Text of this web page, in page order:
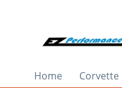
Home Corvette